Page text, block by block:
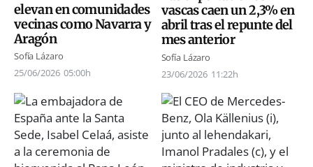
elevan en comunidades
vecinas como Navarra y
Aragón
Sofía Lázaro
25/06/2026 05:00h
vascas caen un 2,3% en
abril tras el repunte del
mes anterior
Sofía Lázaro
23/06/2026 11:22h